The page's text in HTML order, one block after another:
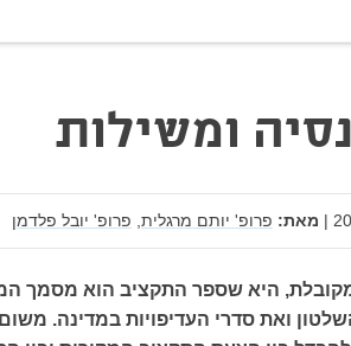
ומשילות
| מאת: פרופ' יותם מרגלית, פרופ' יובל פלדמן
היא שספר התקציב הוא מסמך
ואת סדרי העדיפויות במדינה.